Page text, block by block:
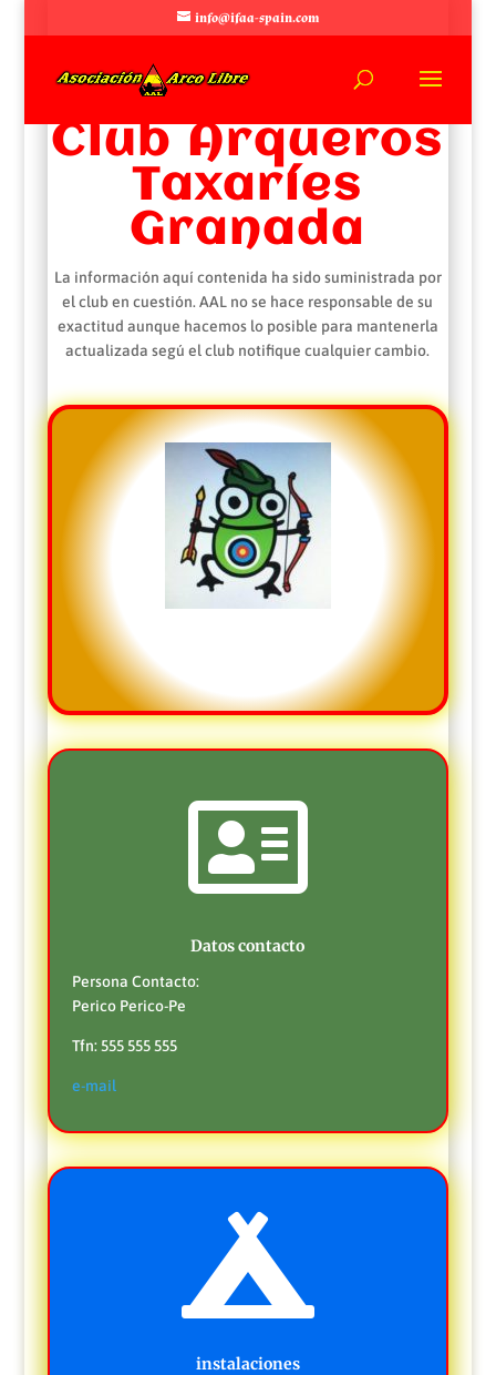
info@ifaa-spain.com
Club Arqueros
Taxaríes
Granada
La información aquí contenida ha sido suministrada por
el club en cuestión. AAL no se hace responsable de su
exactitud aunque hacemos lo posible para mantenerla
actualizada segú el club notifique cualquier cambio.

Datos contacto
Persona Contacto:
Perico Perico-Pe
Tfn: 555 555 555
e-mail

instalaciones